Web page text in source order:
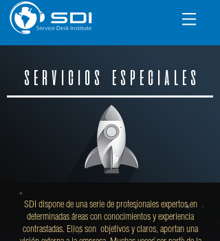
SDI dispone de una serie de profesionales expertos en
determinadas áreas con conocimientos y experiencia
contrastadas. Ellos son objetivos y claros, aportan una
SERVICIOS ESPECIALES